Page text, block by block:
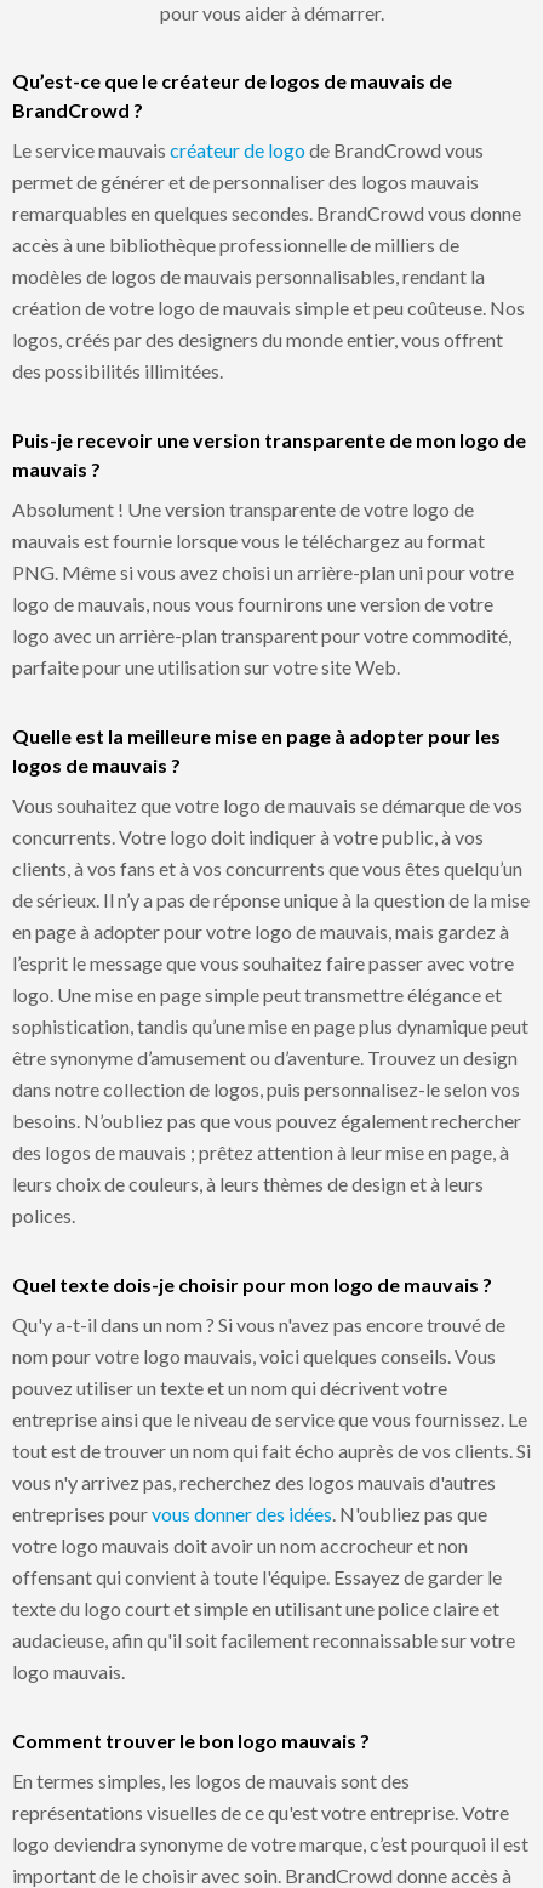
pour vous aider à démarrer.
Qu’est-ce que le créateur de logos de mauvais de
BrandCrowd ?
Le service mauvais créateur de logode BrandCrowd vous
permet de générer et de personnaliser des logos mauvais
remarquables en quelques secondes. BrandCrowd vous donne
accès à une bibliothèque professionnelle de milliers de
modèles de logos de mauvais personnalisables, rendant la
création de votre logo de mauvais simple et peu coûteuse. Nos
logos, créés par des designers du monde entier, vous offrent
des possibilités illimitées.
Puis-je recevoir une version transparente de mon logo de
mauvais ?
Absolument ! Une version transparente de votre logo de
mauvais est fournie lorsque vous le téléchargez au format
PNG. Même si vous avez choisi un arrière-plan uni pour votre
logo de mauvais, nous vous fournirons une version de votre
logo avec un arrière-plan transparent pour votre commodité,
parfaite pour une utilisation sur votre site Web.
Quelle est la meilleure mise en page à adopter pour les
logos de mauvais ?
Vous souhaitez que votre logo de mauvais se démarque de vos
concurrents. Votre logo doit indiquer à votre public, à vos
clients, à vos fans et à vos concurrents que vous êtes quelqu’un
de sérieux. Il n’y a pas de réponse unique à la question de la mise
en page à adopter pour votre logo de mauvais, mais gardez à
l’esprit le message que vous souhaitez faire passer avec votre
logo. Une mise en page simple peut transmettre élégance et
sophistication, tandis qu’une mise en page plus dynamique peut
être synonyme d’amusement ou d’aventure. Trouvez un design
dans notre collection de logos, puis personnalisez-le selon vos
besoins. N’oubliez pas que vous pouvez également rechercher
des logos de mauvais ; prêtez attention à leur mise en page, à
leurs choix de couleurs, à leurs thèmes de design et à leurs
polices.
Quel texte dois-je choisir pour mon logo de mauvais ?
Qu'y a-t-il dans un nom ? Si vous n'avez pas encore trouvé de
nom pour votre logo mauvais, voici quelques conseils. Vous
pouvez utiliser un texte et un nom qui décrivent votre
entreprise ainsi que le niveau de service que vous fournissez. Le
tout est de trouver un nom qui fait écho auprès de vos clients. Si
vous n'y arrivez pas, recherchez des logos mauvais d'autres
entreprises pourvous donner des idées . N'oubliez pas que
votre logo mauvais doit avoir un nom accrocheur et non
offensant qui convient à toute l'équipe. Essayez de garder le
texte du logo court et simple en utilisant une police claire et
audacieuse, afin qu'il soit facilement reconnaissable sur votre
logo mauvais.
Comment trouver le bon logo mauvais ?
En termes simples, les logos de mauvais sont des
représentations visuelles de ce qu'est votre entreprise. Votre
logo deviendra synonyme de votre marque, c’est pourquoi il est
important de le choisir avec soin. BrandCrowd donne accès à